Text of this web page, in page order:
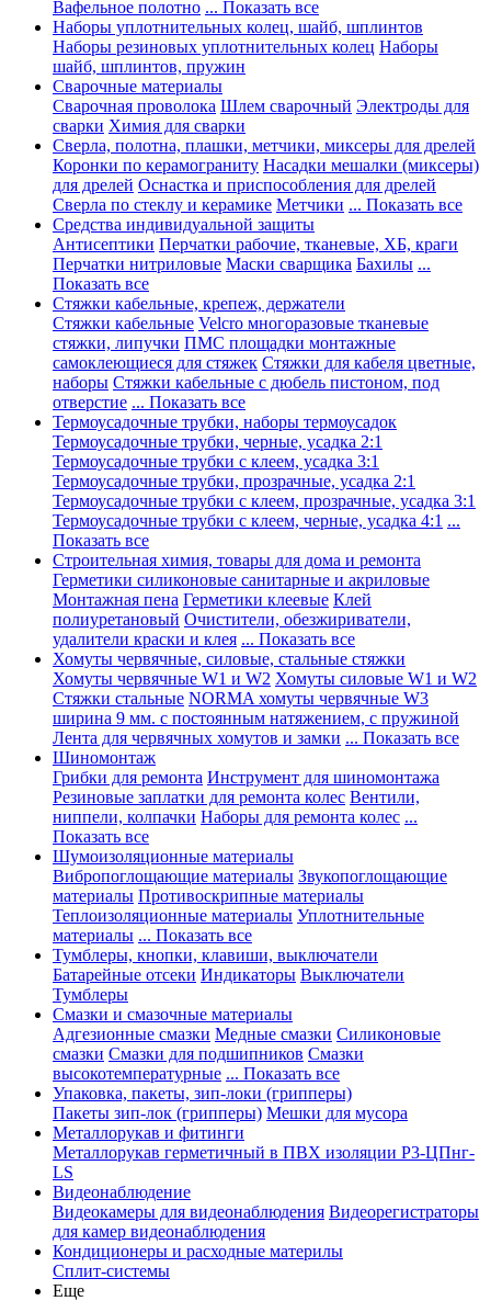
Вафельное полотно ... Показать все
Наборы уплотнительных колец, шайб, шплинтов
Наборы резиновых уплотнительных колец Наборы
шайб, шплинтов, пружин
Сварочные материалы
Сварочная проволока Шлем сварочный Электроды для
сварки Химия для сварки
Сверла, полотна, плашки, метчики, миксеры для дрелей
Коронки по керамограниту Насадки мешалки (миксеры)
для дрелей Оснастка и приспособления для дрелей
Сверла по стеклу и керамике Метчики ... Показать все
Средства индивидуальной защиты
Антисептики Перчатки рабочие, тканевые, ХБ, краги
Перчатки нитриловые Маски сварщика Бахилы ...
Показать все
Стяжки кабельные, крепеж, держатели
Стяжки кабельные Velcro многоразовые тканевые
стяжки, липучки ПМС площадки монтажные
самоклеющиеся для стяжек Стяжки для кабеля цветные,
наборы Стяжки кабельные с дюбель пистоном, под
отверстие ... Показать все
Термоусадочные трубки, наборы термоусадок
Термоусадочные трубки, черные, усадка 2:1
Термоусадочные трубки с клеем, усадка 3:1
Термоусадочные трубки, прозрачные, усадка 2:1
Термоусадочные трубки с клеем, прозрачные, усадка 3:1
Термоусадочные трубки с клеем, черные, усадка 4:1 ...
Показать все
Строительная химия, товары для дома и ремонта
Герметики силиконовые санитарные и акриловые
Монтажная пена Герметики клеевые Клей
полиуретановый Очистители, обезжириватели,
удалители краски и клея ... Показать все
Хомуты червячные, силовые, стальные стяжки
Хомуты червячные W1 и W2 Хомуты силовые W1 и W2
Стяжки стальные NORMA хомуты червячные W3
ширина 9 мм. с постоянным натяжением, с пружиной
Лента для червячных хомутов и замки ... Показать все
Шиномонтаж
Грибки для ремонта Инструмент для шиномонтажа
Резиновые заплатки для ремонта колес Вентили,
ниппели, колпачки Наборы для ремонта колес ...
Показать все
Шумоизоляционные материалы
Вибропоглощающие материалы Звукопоглощающие
материалы Противоскрипные материалы
Теплоизоляционные материалы Уплотнительные
материалы ... Показать все
Тумблеры, кнопки, клавиши, выключатели
Батарейные отсеки Индикаторы Выключатели
Тумблеры
Смазки и смазочные материалы
Адгезионные смазки Медные смазки Силиконовые
смазки Смазки для подшипников Смазки
высокотемпературные ... Показать все
Упаковка, пакеты, зип-локи (грипперы)
Пакеты зип-лок (грипперы) Мешки для мусора
Металлорукав и фитинги
Металлорукав герметичный в ПВХ изоляции Р3-ЦПнг-
LS
Видеонаблюдение
Видеокамеры для видеонаблюдения Видеорегистраторы
для камер видеонаблюдения
Кондиционеры и расходные материлы
Сплит-системы
Еще